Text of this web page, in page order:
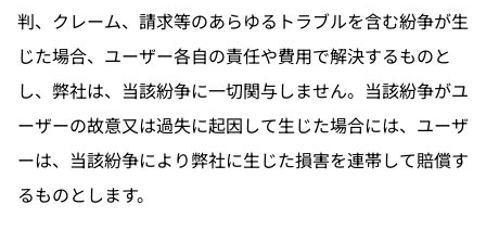
判、クレーム、請求等のあらゆるトラブルを含む紛争が生
じた場合、ユーザー各自の責任や費用で解決するものと
し、弊社は、当該紛争に一切関与しません。当該紛争がユ
ーザーの故意又は過失に起因して生じた場合には、ユーザ
ーは、当該紛争により弊社に生じた損害を連帯して賠償す
るものとします。